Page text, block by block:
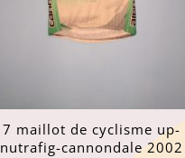
7 maillot de cyclisme up-
nutrafig-cannondale 2002